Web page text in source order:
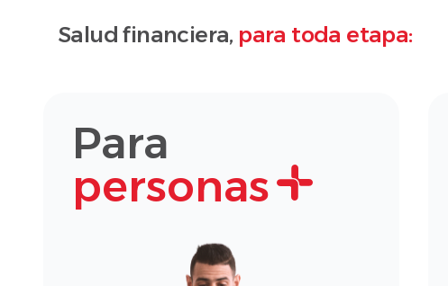
Salud financiera, para toda etapa:
Para
personas